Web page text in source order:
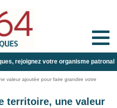
Toggle
rejoignez votre organisme patronal
valeur ajoutée pour faire grandire votre
territoire, une valeur